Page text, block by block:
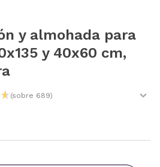
y almohada para
y 40x60 cm,
(sobre 689)